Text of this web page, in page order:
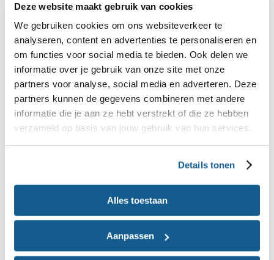
Deze website maakt gebruik van cookies
We gebruiken cookies om ons websiteverkeer te
analyseren, content en advertenties te personaliseren en
om functies voor social media te bieden. Ook delen we
informatie over je gebruik van onze site met onze
partners voor analyse, social media en adverteren. Deze
partners kunnen de gegevens combineren met andere
informatie die je aan ze hebt verstrekt of die ze hebben
verzameld op basis van jouw gebruik van hun services.
Details tonen
Alles toestaan
Aanpassen
mogelijk. Het blijft moeilijk, maar hoe specifieker je
je plannen maakt, hoe beter het je kan helpen. Het
helpt ook om je als-dan-plan op te schrijven en
mensen in je omgeving te vertellen wat je van plan
bent, zodat zij kunnen helpen. Lees meer over
ongezonde gewoonten veranderen
Kom je aan? Maak je niet te veel
Kom je na een tijdje gestopt te zijn met roken aan?
Maak je niet te veel zorgen over de
gewichtstoename, probeer het te accepteren.
Probeer niet meteen uit alle macht af te vallen.